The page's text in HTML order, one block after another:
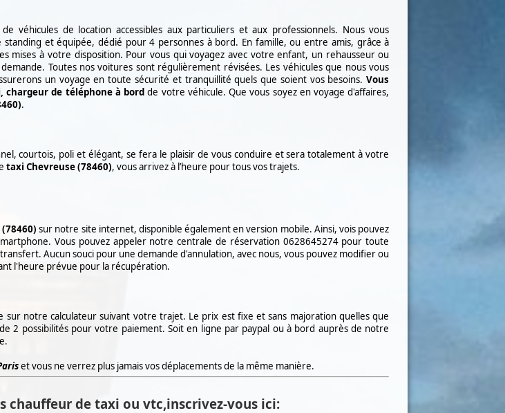
véhicules de location accessibles aux particuliers et aux professionnels. Nous vous
et équipée, dédié pour 4 personnes à bord. En famille, ou entre amis, grâce à
mises à votre disposition. Pour vous qui voyagez avec votre enfant, un rehausseur ou
Toutes nos voitures sont régulièrement révisées. Les véhicules que nous vous
un voyage en toute sécurité et tranquillité quels que soient vos besoins.Vous
chargeur de téléphone à bord de votre véhicule. Que vous soyez en voyage d'affaires,
.
courtois, poli et élégant, se fera le plaisir de vous conduire et sera totalement à votre
taxi Chevreuse (78460), vous arrivez à l’heure pour tous vos trajets.
sur notre site internet, disponible également en version mobile. Ainsi, vois pouvez
Vous pouvez appeler notre centrale de réservation 0628645274pour toute
Aucun souci pour une demande d'annulation, avec nous, vous pouvez modifier ou
l'heure prévue pour la récupération.
sur notre calculateur suivant votre trajet. Le prix est fixe et sans majoration quelles que
2 possibilités pour votre paiement. Soit en ligne par paypal ou à bord auprès de notre
et vous ne verrez plus jamais vos déplacements de la même manière.
chauffeur de taxi ou vtc,inscrivez-vous ici: